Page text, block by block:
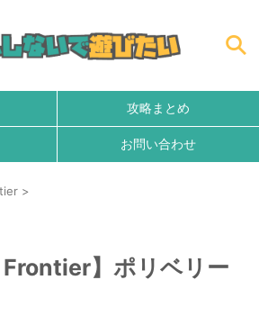
攻略まとめ
お問い合わせ
>
Frontier】ポリベリー